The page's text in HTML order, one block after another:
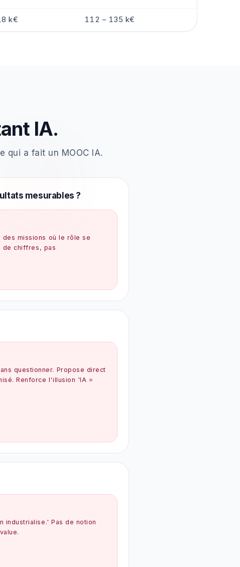
k€ 112 – 135 k€
IA.
qui a fait un MOOC IA.
mesurables ?
missions où le rôle se
de chiffres, pas
questionner. Propose direct
Renforce l'illusion 'IA =
industrialise.' Pas de notion